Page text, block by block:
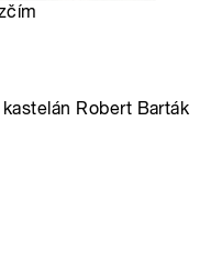
Robert Barták